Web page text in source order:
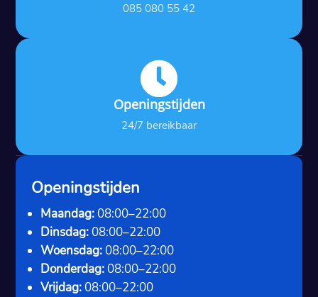
085 080 55 42

Openingstijden
24/7 bereikbaar
Openingstijden
Maandag: 08:00–22:00
Dinsdag: 08:00–22:00
Woensdag: 08:00–22:00
Donderdag: 08:00–22:00
Vrijdag: 08:00–22:00